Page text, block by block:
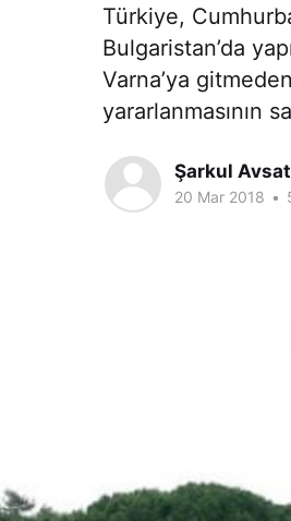
Türkiye,
Bulgaristan’da
Varna’ya
yararlanmasının
Şarkul
20 Mar 2018 •